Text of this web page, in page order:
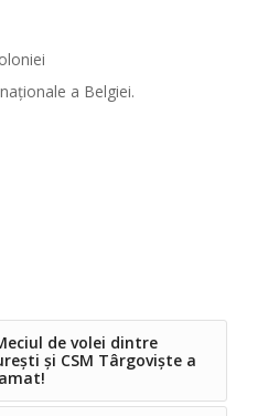
a Belgiei.
de volei dintre
și CSM Târgoviște a